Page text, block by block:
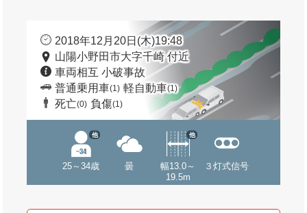
2018年12月20日(木)19:48
山陽小野田市大字千崎 付近
車両相互 小破事故
普通乗用車(1) 軽自動車(1)
死亡(0) 負傷(1)
25～34歳
他
曇
幅13.0～
19.5m
他
３灯式信号